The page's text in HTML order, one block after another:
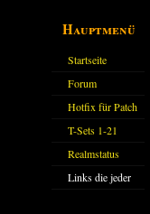
Hauptmenü
Startseite
Forum
Hotfix für Patch
11.X
T-Sets 1-21
Realmstatus
Links die jeder